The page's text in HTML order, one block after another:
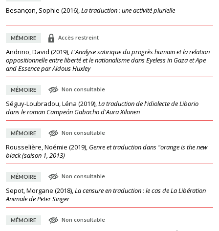
Besançon, Sophie (2016),La traduction : une activité plurielle
MÉMOIRE Accès restreint
Andrino, David (2019),L'Analyse satirique du progrès humain et la relation
oppositionnelle entre liberté et le nationalisme dans Eyeless in Gaza et Ape
and Essence par Aldous Huxley
MÉMOIRE Non consultable
Séguy-Loubradou, Léna (2019),La traduction de l'idiolecte de Liborio
dans le roman Campeón Gabacho d'Aura Xilonen
MÉMOIRE Non consultable
Rousselière, Noémie (2019), Genre et traduction dans "orange is the new
black (saison 1, 2013)
MÉMOIRE Non consultable
Sepot, Morgane (2018),La censure en traduction : le cas de ​La Libération
Animale​ de Peter Singer
MÉMOIRE Non consultable